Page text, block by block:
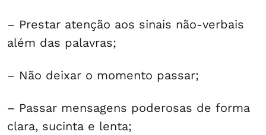
– Prestar atenção aos sinais não-verbais
além das palavras;
– Não deixar o momento passar;
– Passar mensagens poderosas de forma
clara, sucinta e lenta;